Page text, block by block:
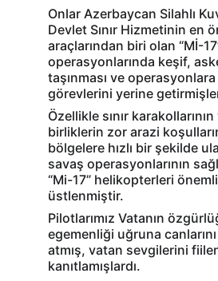
Onlar Azerbaycan Silahlı
Devlet Sınır Hizmetinin en
araçlarından biri olan “Mİ-
operasyonlarında keşif,
taşınması ve
görevlerini yerine
Özellikle sınır
birliklerin zor arazi
bölgelere hızlı bir şekilde
savaş operasyonlarının
“Mi-17” helikopterleri
üstlenmiştir.
Pilotlarımız Vatanın
egemenliği uğruna
atmış, vatan sevgilerini
kanıtlamışlardı.